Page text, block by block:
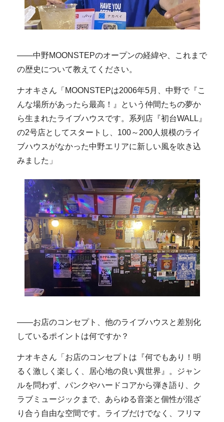
――中野MOONSTEPのオープンの経緯や、これまで
の歴史について教えてください。
ナオキさん「MOONSTEPは2006年5月、中野で『こ
んな場所があったら最高！』という仲間たちの夢か
ら生まれたライブハウスです。系列店『初台WALL』
の2号店としてスタートし、100～200人規模のライ
ブハウスがなかった中野エリアに新しい風を吹き込
みました」
――お店のコンセプト、他のライブハウスと差別化
しているポイントは何ですか？
ナオキさん「お店のコンセプトは『何でもあり！明
るく激しく楽しく、居心地の良い異世界』。ジャン
ルを問わず、パンクやハードコアから弾き語り、ク
ラブミュージックまで、あらゆる音楽と個性が混ざ
り合う自由な空間です。ライブだけでなく、フリマ